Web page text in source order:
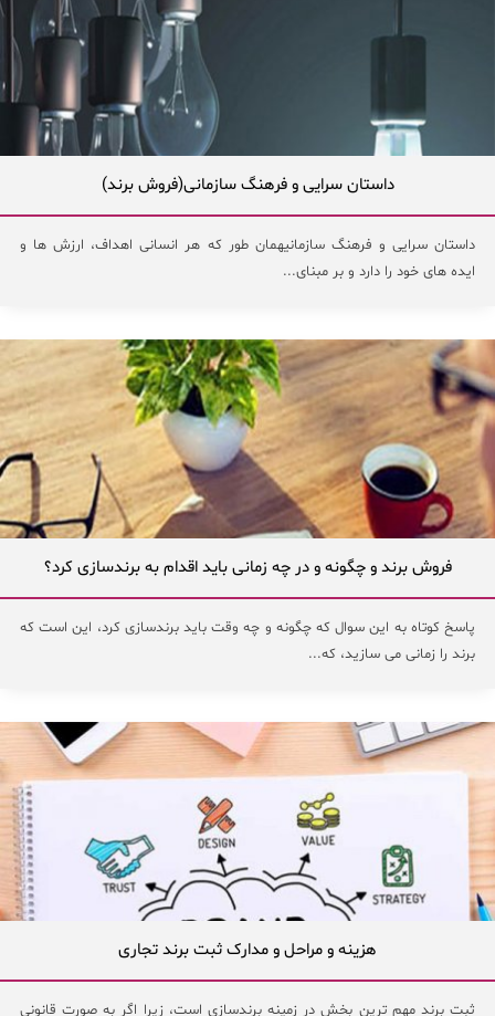
داستان سرایی و فرهنگ سازمانی(فروش برند)
داستان سرایی و فرهنگ سازمانیهمان طور که هر انسانی اهداف، ارزش ها و
ایده های خود را دارد و بر مبنای...
فروش برند و چگونه و در چه زمانی باید اقدام به برندسازی کرد؟
پاسخ کوتاه به این سوال که چگونه و چه وقت باید برندسازی کرد، این است که
برند را زمانی می سازید، که...
هزینه و مراحل و مدارک ثبت برند تجاری
ثبت برند مهم ترین بخش در زمینه برندسازی است، زیرا اگر به صورت قانونی